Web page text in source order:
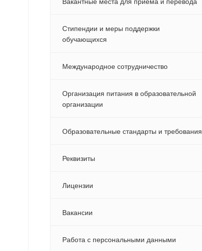
Стипендии и меры поддержки
обучающихся
Международное сотрудничество
Организация питания в образовательной
организации
Образовательные стандарты и требования
Реквизиты
Лицензии
Вакансии
Работа с персональными данными